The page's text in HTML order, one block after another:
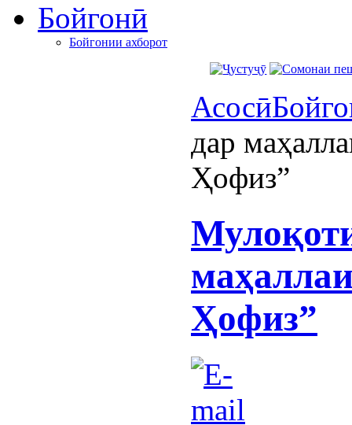
Бойгонӣ
Бойгонии ахборот
Асосӣ
дар
Ҳофиз”
Ҳофиз”